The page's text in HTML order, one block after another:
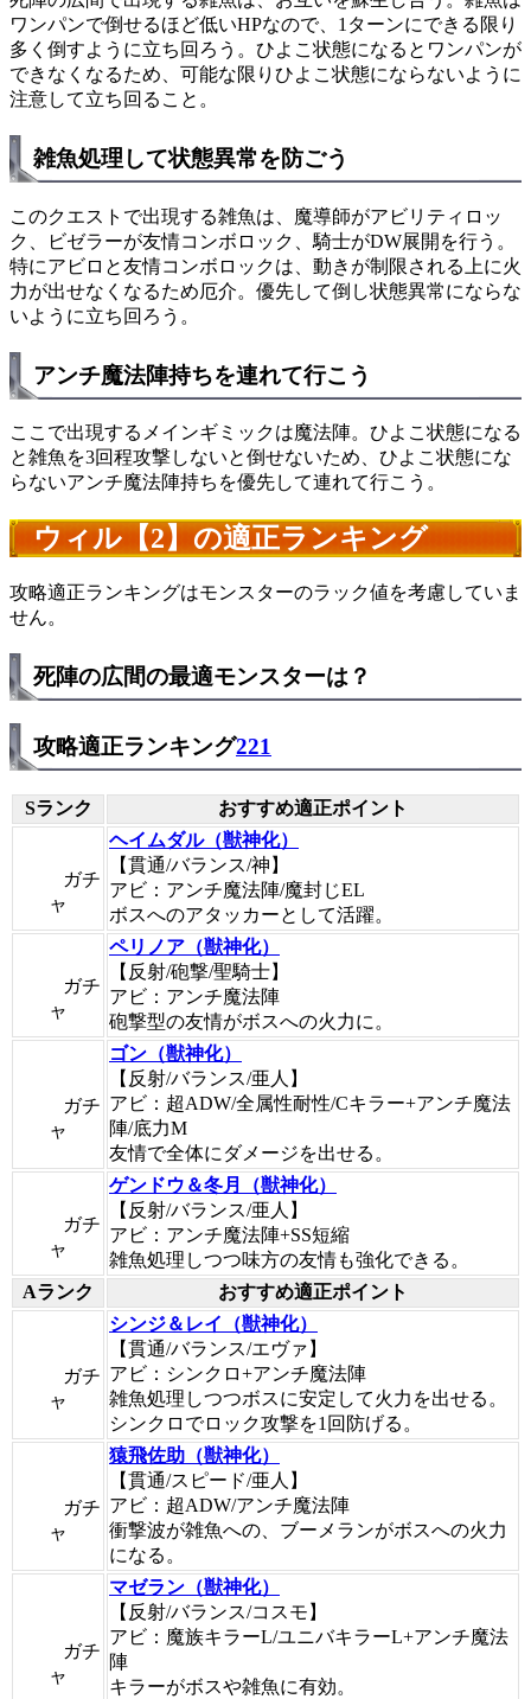
ワンパンで倒せるほど低いHPなので、1ターンにできる限り
多く倒すように立ち回ろう。ひよこ状態になるとワンパンが
できなくなるため、可能な限りひよこ状態にならないように
注意して立ち回ること。
雑魚処理して状態異常を防ごう
このクエストで出現する雑魚は、魔導師がアビリティロッ
ク、ビゼラーが友情コンボロック、騎士がDW展開を行う。
特にアビロと友情コンボロックは、動きが制限される上に火
力が出せなくなるため厄介。優先して倒し状態異常にならな
いように立ち回ろう。
アンチ魔法陣持ちを連れて行こう
ここで出現するメインギミックは魔法陣。ひよこ状態になる
と雑魚を3回程攻撃しないと倒せないため、ひよこ状態にな
らないアンチ魔法陣持ちを優先して連れて行こう。
ウィル【2】の適正ランキング
攻略適正ランキングはモンスターのラック値を考慮していま
せん。
死陣の広間の最適モンスターは？
攻略適正ランキング221
Sランク おすすめ適正ポイント
ガチ
ャ
ヘイムダル（獣神化）
【貫通/バランス/神】
アビ：アンチ魔法陣/魔封じEL
ボスへのアタッカーとして活躍。
ガチ
ャ
ペリノア（獣神化）
【反射/砲撃/聖騎士】
アビ：アンチ魔法陣
砲撃型の友情がボスへの火力に。
ガチ
ャ
ゴン（獣神化）
【反射/バランス/亜人】
アビ：超ADW/全属性耐性/Cキラー+アンチ魔法
陣/底力M
友情で全体にダメージを出せる。
ガチ
ャ
ゲンドウ＆冬月（獣神化）
【反射/バランス/亜人】
アビ：アンチ魔法陣+SS短縮
雑魚処理しつつ味方の友情も強化できる。
Aランク
おすすめ適正ポイント
ガチ
ャ
シンジ＆レイ（獣神化）
【貫通/バランス/エヴァ】
アビ：シンクロ+アンチ魔法陣
雑魚処理しつつボスに安定して火力を出せる。
シンクロでロック攻撃を1回防げる。
ガチ
ャ
猿飛佐助（獣神化）
【貫通/スピード/亜人】
アビ：超ADW/アンチ魔法陣
衝撃波が雑魚への、ブーメランがボスへの火力
になる。
ガチ
ャ
マゼラン（獣神化）
【反射/バランス/コスモ】
アビ：魔族キラーL/ユニバキラーL+アンチ魔法
陣
キラーがボスや雑魚に有効。